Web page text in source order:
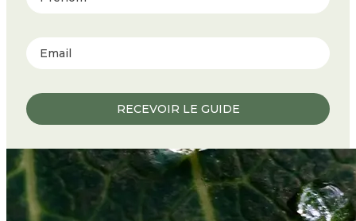
RECEVOIR LE GUIDE